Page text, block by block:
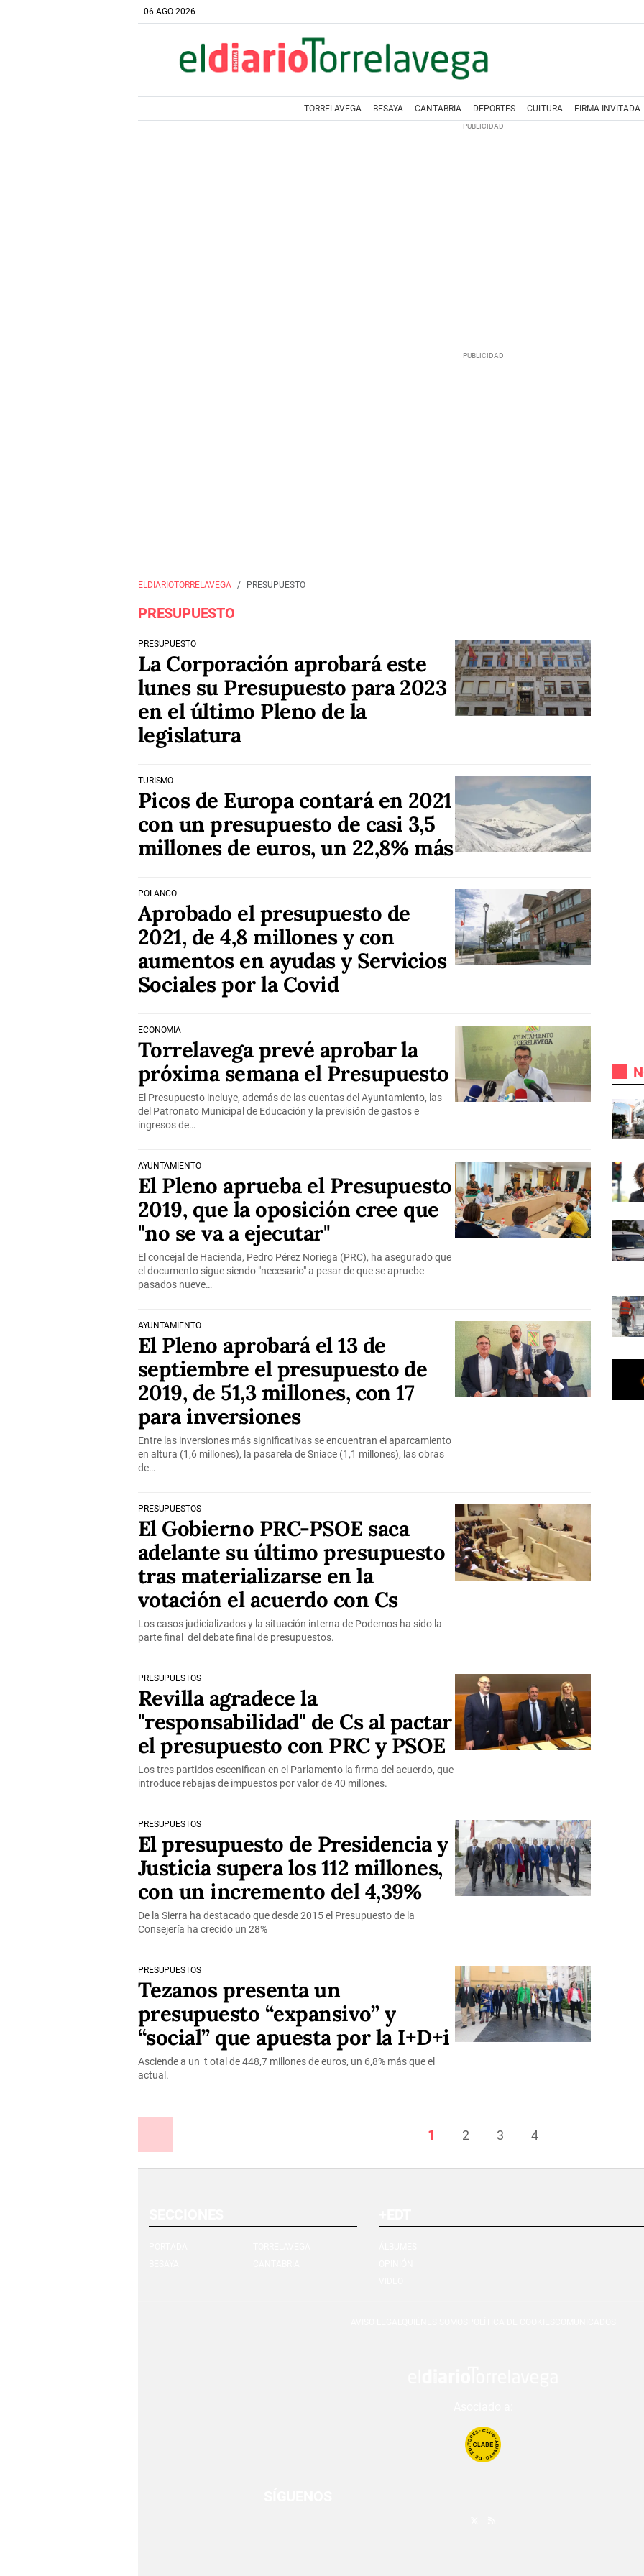
06 AGO 2026
TORRELAVEGA BESAYA CANTABRIA DEPORTES CULTURA FIRMA INVITADA
ELDIARIOTORRELAVEGA PRESUPUESTO
PRESUPUESTO
PRESUPUESTO
La Corporación aprobará este
lunes su Presupuesto para 2023
en el último Pleno de la
legislatura
TURISMO
Picos de Europa contará en 2021
con un presupuesto de casi 3,5
millones de euros, un 22,8% más
POLANCO
Aprobado el presupuesto de
2021, de 4,8 millones y con
aumentos en ayudas y Servicios
Sociales por la Covid
ECONOMÍA
Torrelavega prevé aprobar la
próxima semana el Presupuesto
El Presupuesto incluye, además de las cuentas del Ayuntamiento, las
del Patronato Municipal de Educación y la previsión de gastos e
ingresos de…
AYUNTAMIENTO
El Pleno aprueba el Presupuesto
2019, que la oposición cree que
"no se va a ejecutar"
El concejal de Hacienda, Pedro Pérez Noriega (PRC), ha asegurado que
el documento sigue siendo "necesario" a pesar de que se apruebe
pasados nueve…
AYUNTAMIENTO
El Pleno aprobará el 13 de
septiembre el presupuesto de
2019, de 51,3 millones, con 17
para inversiones
Entre las inversiones más significativas se encuentran el aparcamiento
en altura (1,6 millones), la pasarela de Sniace (1,1 millones), las obras
de…
PRESUPUESTOS
El Gobierno PRC-PSOE saca
adelante su último presupuesto
tras materializarse en la
votación el acuerdo con Cs
Los casos judicializados y la situación interna de Podemos ha sido la
parte final del debate final de presupuestos.
PRESUPUESTOS
Revilla agradece la
"responsabilidad" de Cs al pactar
el presupuesto con PRC y PSOE
Los tres partidos escenifican en el Parlamento la firma del acuerdo, que
introduce rebajas de impuestos por valor de 40 millones.
PRESUPUESTOS
El presupuesto de Presidencia y
Justicia supera los 112 millones,
con un incremento del 4,39%
De la Sierra ha destacado que desde 2015 el Presupuesto de la
Consejería ha crecido un 28%
PRESUPUESTOS
Tezanos presenta un
presupuesto “expansivo” y
“social” que apuesta por la I+D+i
Asciende a un t otal de 448,7 millones de euros, un 6,8% más que el
actual.
1 2 3 4